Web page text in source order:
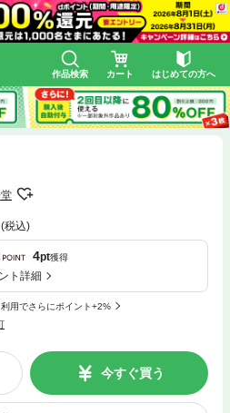
作品検索 カート はじめての方へ
(税込)
4pt獲得
ト詳細
用でさらにポイント+2%
今すぐ買う